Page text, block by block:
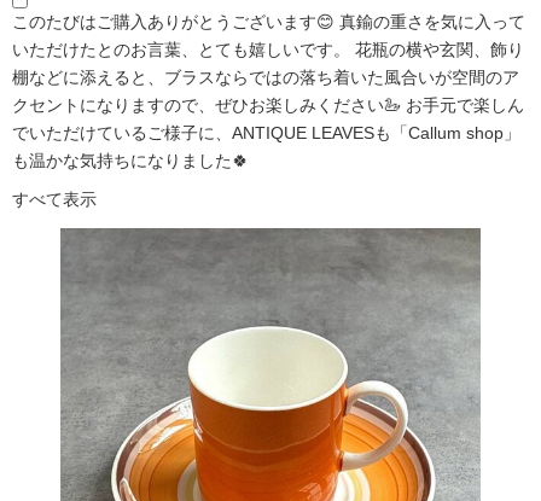
このたびはご購入ありがとうございます😊 真鍮の重さを気に入って
いただけたとのお言葉、とても嬉しいです。 花瓶の横や玄関、飾り
棚などに添えると、ブラスならではの落ち着いた風合いが空間のア
クセントになりますので、ぜひお楽しみください🦢 お手元で楽しん
でいただけているご様子に、ANTIQUE LEAVESも「Callum shop」
も温かな気持ちになりました🍀
すべて表示